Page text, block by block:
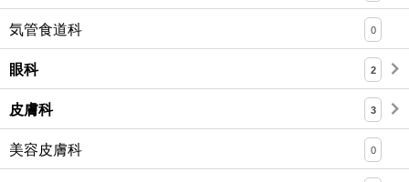
気管食道科 0
眼科 2
皮膚科 3
美容皮膚科 0